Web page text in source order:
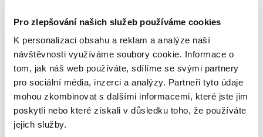
Pro zlepšování našich služeb používáme cookies
K personalizaci obsahu a reklam a analýze naší
návštěvnosti využíváme soubory cookie. Informace o
tom, jak náš web používáte, sdílíme se svými partnery
pro sociální média, inzerci a analýzy. Partneři tyto údaje
mohou zkombinovat s dalšími informacemi, které jste jim
poskytli nebo které získali v důsledku toho, že používáte
jejich služby.
Vítejte v mojeEUC